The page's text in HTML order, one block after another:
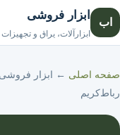
اب
ابزار فروشی
ابزارآلات، یراق و تجهیزات
صفحه اصلی ← ابزار
رباط‌کریم